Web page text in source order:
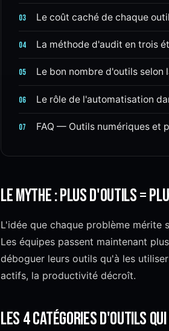
03 Le coût caché de chaque outil
04 La méthode d'audit en trois
05 Le bon nombre d'outils selon
06 Le rôle de l'automatisation
07 FAQ — Outils numériques et
Le mythe : plus d'outils =
L'idée que chaque problème
Les équipes passent maintenant
déboguer leurs outils qu'à les
actifs, la productivité décroît.
Les 4 catégories d'outils